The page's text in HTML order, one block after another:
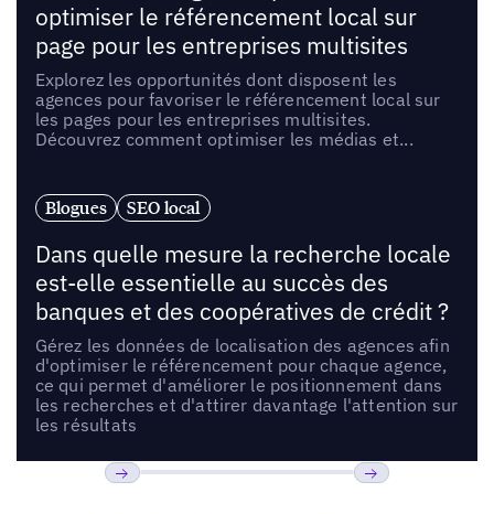
optimiser le référencement local sur
page pour les entreprises multisites
Explorez les opportunités dont disposent les
agences pour favoriser le référencement local sur
les pages pour les entreprises multisites.
Découvrez comment optimiser les médias et...
Blogues SEO local
Dans quelle mesure la recherche locale
est-elle essentielle au succès des
banques et des coopératives de crédit ?
Gérez les données de localisation des agences afin
d'optimiser le référencement pour chaque agence,
ce qui permet d'améliorer le positionnement dans
les recherches et d'attirer davantage l'attention sur
les résultats